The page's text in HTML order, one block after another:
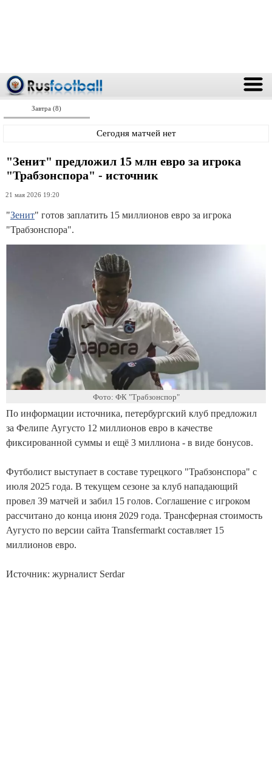
Завтра (8)
Сегодня матчей нет
"Зенит" предложил 15 млн евро за игрока
"Трабзонспора" - источник
21 мая 2026 19:20
"Зенит" готов заплатить 15 миллионов евро за игрока
"Трабзонспора".
Фото: ФК "Трабзонспор"
По информации источника, петербургский клуб предложил
за Фелипе Аугусто 12 миллионов евро в качестве
фиксированной суммы и ещё 3 миллиона - в виде бонусов.
Футболист выступает в составе турецкого "Трабзонспора" с
июля 2025 года. В текущем сезоне за клуб нападающий
провел 39 матчей и забил 15 голов. Соглашение с игроком
рассчитано до конца июня 2029 года. Трансферная стоимость
Аугусто по версии сайта Transfermarkt составляет 15
миллионов евро.
Источник: журналист Serdar